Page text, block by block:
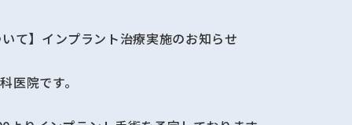
て】インプラント治療実施のお知らせ
医院です。